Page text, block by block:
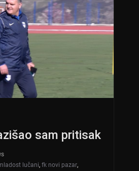
sam pritisak
lučani, fk novi pazar,